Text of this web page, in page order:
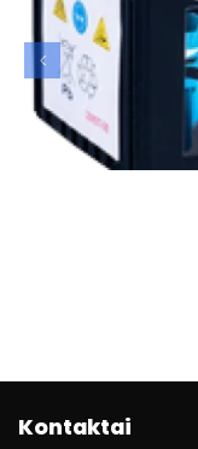
Kontaktai